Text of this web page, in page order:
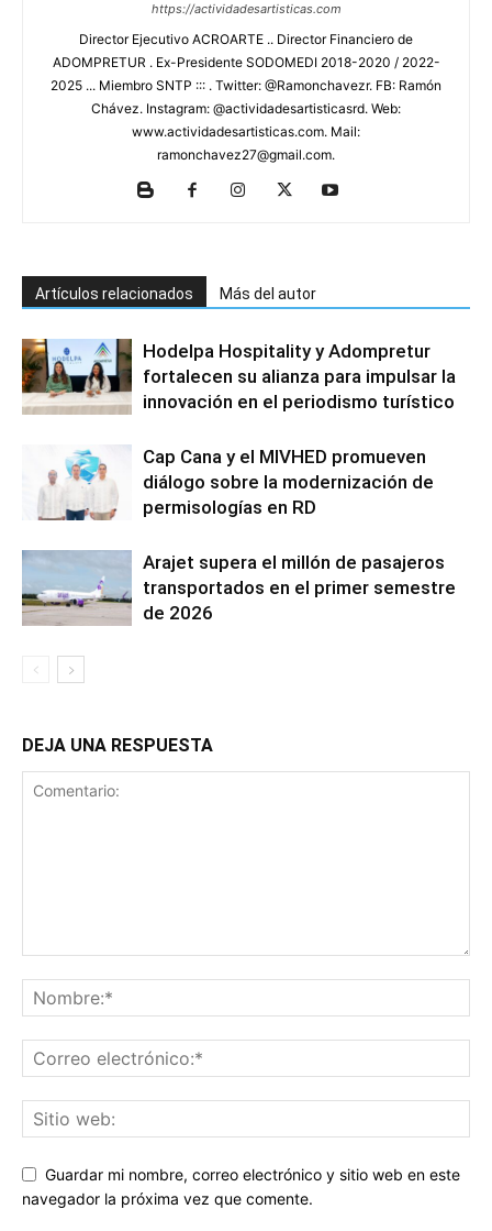
https://actividadesartisticas.com
Director Ejecutivo ACROARTE .. Director Financiero de
ADOMPRETUR . Ex-Presidente SODOMEDI 2018-2020 / 2022-
2025 ... Miembro SNTP ::: . Twitter: @Ramonchavezr. FB: Ramón
Chávez. Instagram: @actividadesartisticasrd. Web:
www.actividadesartisticas.com. Mail:
ramonchavez27@gmail.com.
Artículos relacionados Más del autor
Hodelpa Hospitality y Adompretur
fortalecen su alianza para impulsar la
innovación en el periodismo turístico
Cap Cana y el MIVHED promueven
diálogo sobre la modernización de
permisologías en RD
Arajet supera el millón de pasajeros
transportados en el primer semestre
de 2026
DEJA UNA RESPUESTA
Guardar mi nombre, correo electrónico y sitio web en este
navegador la próxima vez que comente.